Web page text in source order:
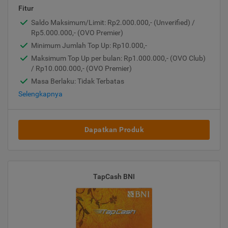
Fitur
Saldo Maksimum/Limit: Rp2.000.000,- (Unverified) /
Rp5.000.000,- (OVO Premier)
Minimum Jumlah Top Up: Rp10.000,-
Maksimum Top Up per bulan: Rp1.000.000,- (OVO Club)
/ Rp10.000.000,- (OVO Premier)
Masa Berlaku: Tidak Terbatas
Selengkapnya
Dapatkan Produk
TapCash BNI